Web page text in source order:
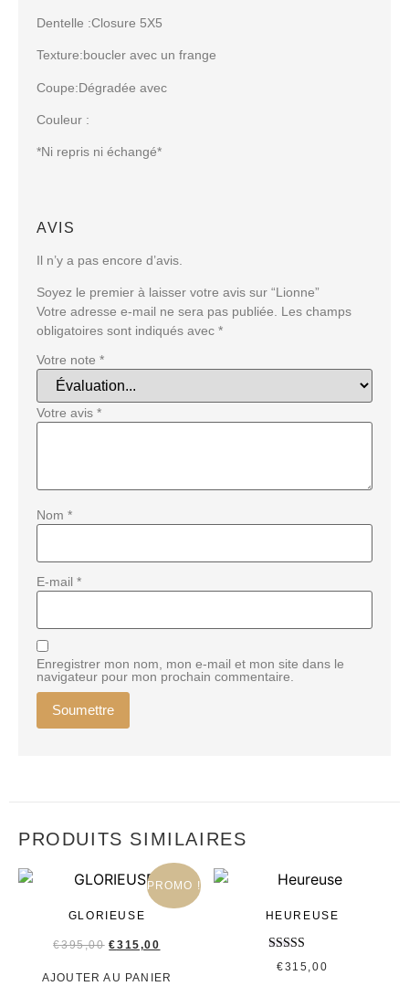
Dentelle :Closure 5X5
Texture:boucler avec un frange
Coupe:Dégradée avec
Couleur :
*Ni repris ni échangé*
AVIS
Il n’y a pas encore d’avis.
Soyez le premier à laisser votre avis sur “Lionne”
Votre adresse e-mail ne sera pas publiée.
Les champs
obligatoires sont indiqués avec *
Votre note *
Votre avis *
Nom *
E-mail *
Enregistrer mon nom, mon e-mail et mon site dans le
navigateur pour mon prochain commentaire.
PRODUITS SIMILAIRES
PROMO !
GLORIEUSE
€395,00 €315,00
AJOUTER AU PANIER
HEUREUSE
Note
4.00
€315,00